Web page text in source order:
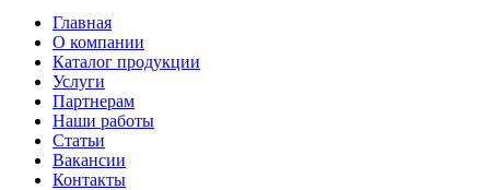
Главная
О компании
Каталог продукции
Услуги
Партнерам
Наши работы
Статьи
Вакансии
Контакты